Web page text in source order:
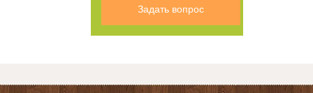
Задать вопрос